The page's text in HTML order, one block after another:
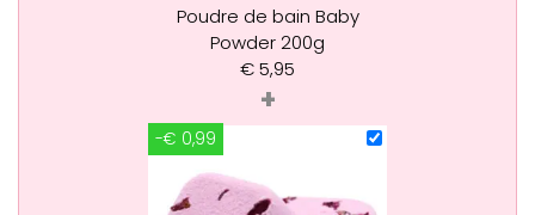
Poudre de bain Baby
Powder 200g
€5,95
+
-€ 0,99